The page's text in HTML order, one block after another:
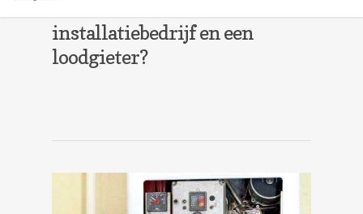
installatiebedrijf en een
loodgieter?